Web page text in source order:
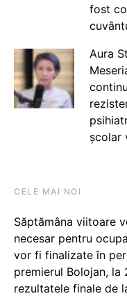
fost
Aura
școlar
CELE MAI NOI
Săptămâna viitoare
necesar pentru
vor fi finalizate în
premierul Bolojan,
rezultatele finale de